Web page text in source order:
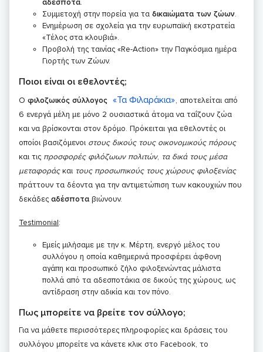
αδέσποτα.
Συμμετοχή στην πορεία για τα δικαιώματα των ζώων.
Ενημέρωση σε σχολεία για την ευρωπαϊκή εκστρατεία
«Τέλος στα κλουβιά».
Προβολή της ταινίας «Re-Action» την Παγκόσμια ημέρα
Γιορτής των Ζώων.
Ποιοι είναι οι εθελοντές;
Ο φιλοζωικός σύλλογος «Τα Φιλαράκια», αποτελείται από
6 ενεργά μέλη με μόνο 2 ουσιαστικά άτομα να ταΐζουν ζώα
και να βρίσκονται στον δρόμο. Πρόκειται για εθελοντές οι
οποίοι βασιζόμενοι στους δικούς τους οικονομικούς πόρους
και τις προσφορές φιλόζωων πολιτών, τα δικά τους μέσα
μεταφοράςκαι τους προσωπικούς τους χώρους φιλοξενίας
πράττουν τα δέοντα για την αντιμετώπιση των κακουχιών που
δεκάδες αδέσποτα βιώνουν.
Testimonial:
Εμείς μιλήσαμε με την κ. Μέρτη, ενεργό μέλος του
συλλόγου η οποία καθημερινά προσφέρει άφθονη
αγάπη και προσωπικό ζήλο φιλοξενώντας μάλιστα
πολλά από τα αδεσποτάκια σε δικούς της χώρους, ως
αντίδραση στην αδικία και τον πόνο.
Πως μπορείτε να βρείτε τον σύλλογο;
Για να μάθετε περισσότερες πληροφορίες και δράσεις του
συλλόγου μπορείτε να κάνετε κλικ στο Facebook, το